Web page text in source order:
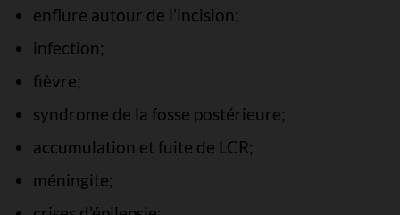
enflure autour de l’incision;
infection;
fièvre;
syndrome de la fosse postérieure;
accumulation et fuite de LCR;
méningite;